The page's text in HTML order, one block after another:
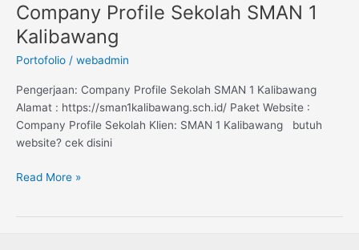
Company Profile Sekolah SMAN 1
Kalibawang
Portofolio / webadmin
Pengerjaan: Company Profile Sekolah SMAN 1 Kalibawang
Alamat : https://sman1kalibawang.sch.id/ Paket Website :
Company Profile Sekolah Klien: SMAN 1 Kalibawang butuh
website? cek disini
Read More »